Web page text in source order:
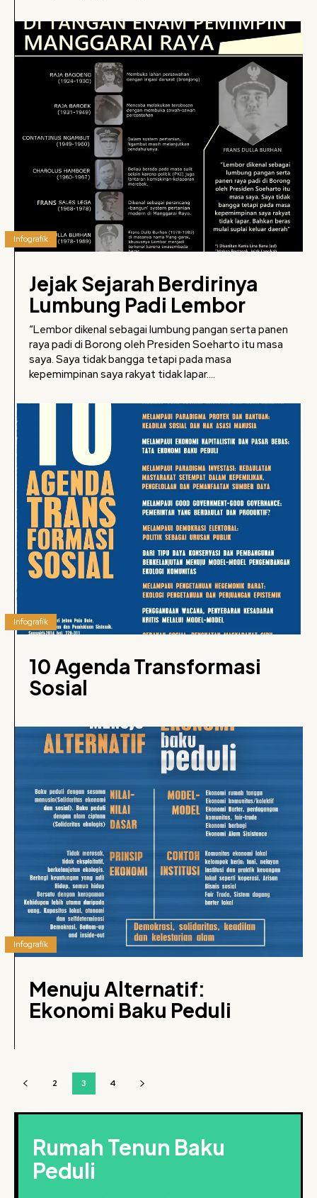
Infografik
Jejak Sejarah Berdirinya
Lumbung Padi Lembor
“Lembor dikenal sebagai lumbung pangan serta panen
raya padi di Borong oleh Presiden Soeharto itu masa
saya. Saya tidak bangga tetapi pada masa
kepemimpinan saya rakyat tidak lapar....
Infografik
10 Agenda Transformasi
Sosial
Infografik
Menuju Alternatif:
Ekonomi Baku Peduli
2 3 4
Rumah Tenun Baku
Peduli